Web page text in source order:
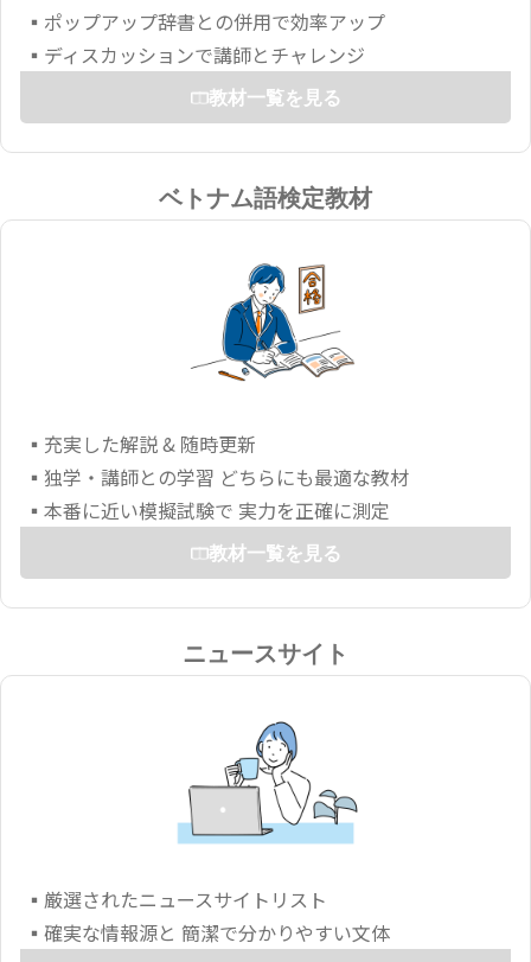
▪ポップアップ辞書との併用で効率アップ
▪ディスカッションで講師とチャレンジ
教材一覧を見る
ベトナム語検定教材
▪充実した解説 & 随時更新
▪独学・講師との学習 どちらにも最適な教材
▪本番に近い模擬試験で 実力を正確に測定
教材一覧を見る
ニュースサイト
▪厳選されたニュースサイトリスト
▪確実な情報源と 簡潔で分かりやすい文体